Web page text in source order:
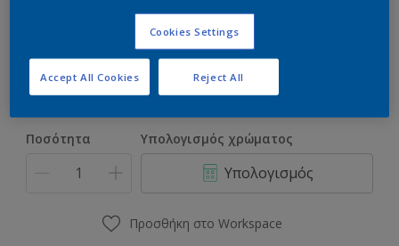
Αλλαγή απόχρωσης
Συσκευασία
2.5L
Ποσότητα Υπολογισμός χρώματος
Υπολογισμός
Προσθήκη στο Workspace
Cookies Settings
Reject All
Accept All Cookies